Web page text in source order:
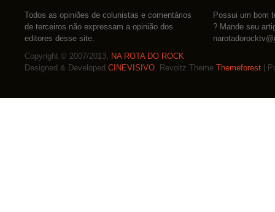
Todos as opiniões de colunistas e comentários
de terceiros não expressam a opinião dos
editores desse site.
Possui um bom
? Mande seu
Copyright © 2007/2013, NA ROTA DO ROCK
Designed & Developed CINEVISIVO. Revoltz Theme Themeforest |